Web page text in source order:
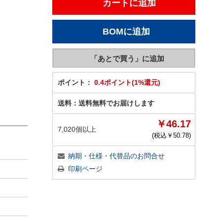
ポイント： 0.4ポイント(1%還元)
送料： 送料無料でお届けします
7,020個以上 ￥46.17
(税込￥ 50.78)
納期・仕様・代替品のお問合せ
印刷ページ